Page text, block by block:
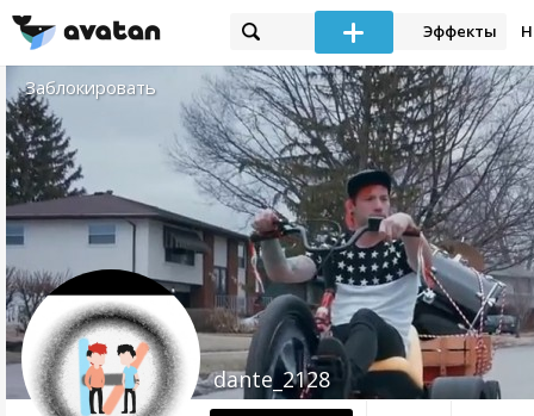
Эффекты
Заблокировать
dante_2128